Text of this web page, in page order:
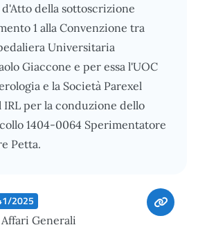
d'Atto della sottoscrizione
1 alla Convenzione tra
Universitaria
Giaccone e per essa l'UOC
e la Società Parexel
per la conduzione dello
1404-0064 Sperimentatore
Petta.
2025
Generali